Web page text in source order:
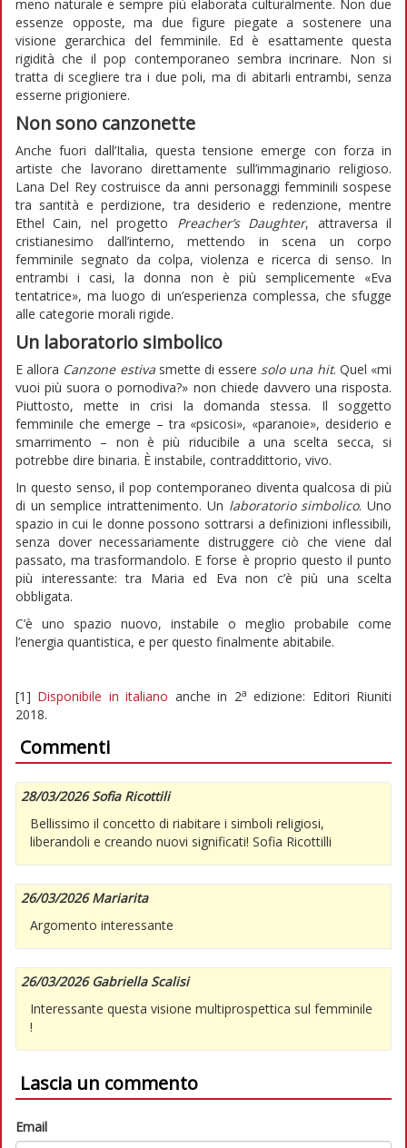
meno naturale e sempre più elaborata culturalmente. Non due
essenze opposte, ma due figure piegate a sostenere una
visione gerarchica del femminile. Ed è esattamente questa
rigidità che il pop contemporaneo sembra incrinare. Non si
tratta di scegliere tra i due poli, ma di abitarli entrambi, senza
esserne prigioniere.
Non sono canzonette
Anche fuori dall’Italia, questa tensione emerge con forza in
artiste che lavorano direttamente sull’immaginario religioso.
Lana Del Rey costruisce da anni personaggi femminili sospese
tra santità e perdizione, tra desiderio e redenzione, mentre
Ethel Cain, nel progetto Preacher’s Daughter, attraversa il
cristianesimo dall’interno, mettendo in scena un corpo
femminile segnato da colpa, violenza e ricerca di senso. In
entrambi i casi, la donna non è più semplicemente «Eva
tentatrice», ma luogo di un’esperienza complessa, che sfugge
alle categorie morali rigide.
Un laboratorio simbolico
E allora Canzone estivasmette di essere solo una hit. Quel «mi
vuoi più suora o pornodiva?» non chiede davvero una risposta.
Piuttosto, mette in crisi la domanda stessa. Il soggetto
femminile che emerge – tra «psicosi», «paranoie», desiderio e
smarrimento – non è più riducibile a una scelta secca, si
potrebbe dire binaria. È instabile, contraddittorio, vivo.
In questo senso, il pop contemporaneo diventa qualcosa di più
di un semplice intrattenimento. Un laboratorio simbolico. Uno
spazio in cui le donne possono sottrarsi a definizioni inflessibili,
senza dover necessariamente distruggere ciò che viene dal
passato, ma trasformandolo. E forse è proprio questo il punto
più interessante: tra Maria ed Eva non c’è più una scelta
obbligata.
C’è uno spazio nuovo, instabile o meglio probabile come
l’energia quantistica, e per questo finalmente abitabile.
[1] Disponibile in italiano anche in 2a edizione: Editori Riuniti
2018.
Commenti
28/03/2026 Sofia Ricottili
Bellissimo il concetto di riabitare i simboli religiosi,
liberandoli e creando nuovi significati! Sofia Ricottilli
26/03/2026 Mariarita
Argomento interessante
26/03/2026 Gabriella Scalisi
Interessante questa visione multiprospettica sul femminile
!
Lascia un commento
Email